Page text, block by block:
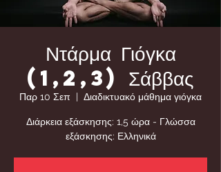
Ντάρμα Γιόγκα
(1,2,3) Σάββας
Παρ 10 Σεπ
  |
Διαδικτυακό μάθημα γιόγκα
Διάρκεια εξάσκησης: 1,5 ώρα - Γλώσσα
εξάσκησης: Ελληνικά